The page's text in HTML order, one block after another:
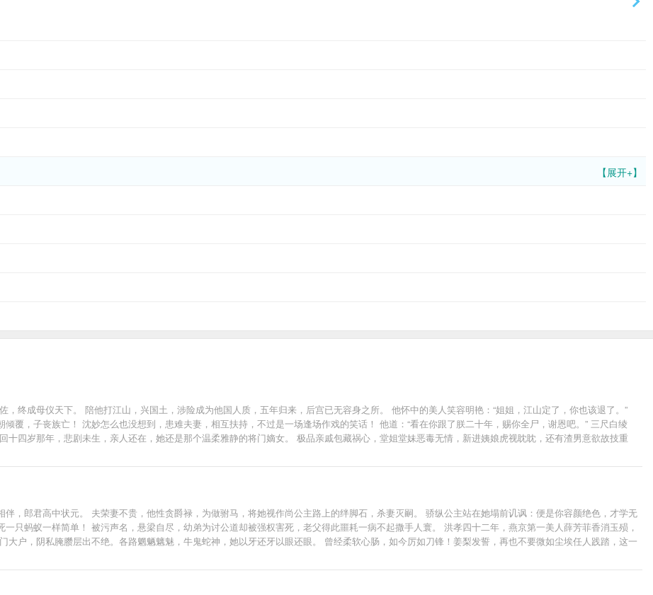
【展开+】
终成母仪天下。 陪他打江山，兴国土，涉险成为他国人质，五年归来，后宫已无容身之所。 他怀中的美人笑容明艳：“姐姐，江山定了，你也该退了。”
覆，子丧族亡！ 沈妙怎么也没想到，患难夫妻，相互扶持，不过是一场逢场作戏的笑话！ 他道：“看在你跟了朕二十年，赐你全尸，谢恩吧。” 三尺白绫
十四岁那年，悲剧未生，亲人还在，她还是那个温柔雅静的将门嫡女。 极品亲戚包藏祸心，堂姐堂妹恶毒无情，新进姨娘虎视眈眈，还有渣男意欲故技重
辈子，且看谁斗得过谁！ 但是那谢家小侯爷，提枪打马过的桀骜少年，偏立在她墙头傲然：“颠个皇权罢了，记住，天下归你，你——归我！” -----------------
你。 ——漠北定元城。 ——归你。 ——江南豫州，定西东海，临安青湖，洛阳古城。 ——都归你。 ——全都归我，谢景行你要什么？ ——嗯，你。 -------
“沈谢两家泾渭分明，沈家丫头突然示好，不怀好意！” 后来他冷静道：“都是一条绳上的蚂蚱，沈妙你安分点，有本候担着，谁敢逼你嫁人？” 再后来他傲娇
分如何？” 最后，他霸气的把手一挥：“媳妇，分来分去甚麻烦，不分了！全归你，你归我！” 沈妙：“给本宫滚出去！”霸气重生的皇后凉凉和不良少年谢小
位小天使多多支持哦~
，郎君高中状元。 夫荣妻不贵，他性贪爵禄，为做驸马，将她视作尚公主路上的绊脚石，杀妻灭嗣。 骄纵公主站在她塌前讥讽：便是你容颜绝色，才学无
只蚂蚁一样简单！ 被污声名，悬梁自尽，幼弟为讨公道却被强权害死，老父得此噩耗一病不起撒手人寰。 洪孝四十二年，燕京第一美人薛芳菲香消玉殒，
大户，阴私腌臜层出不绝。各路魍魉魑魅，牛鬼蛇神，她以牙还牙以眼还眼。 曾经柔软心肠，如今厉如刀锋！姜梨发誓，再也不要微如尘埃任人践踏，这一
，桀骜美艳，喜怒无常，府中收集世间奇花。 人人都说首辅千金姜家二小姐清灵可爱，品性高洁，纯洁良善如雪白莲花。 他红衣华艳，笑盈盈反问：“白
心折了手。” 姬蘅：“这么凶猛的食人花，当然是抢回府中镇宅了。”桀骜美人vs世家千金，男主妖艳贱货，女主白莲花精，强强联手，虐遍天下，就问你怕